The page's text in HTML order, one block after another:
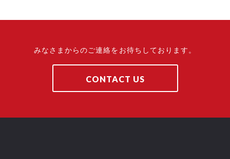
みなさまからのご連絡をお待ちしております。
CONTACT US